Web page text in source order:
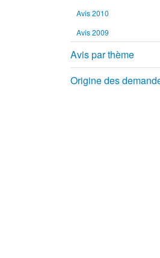
Avis 2010
Avis 2009
Avis par thème
Origine des